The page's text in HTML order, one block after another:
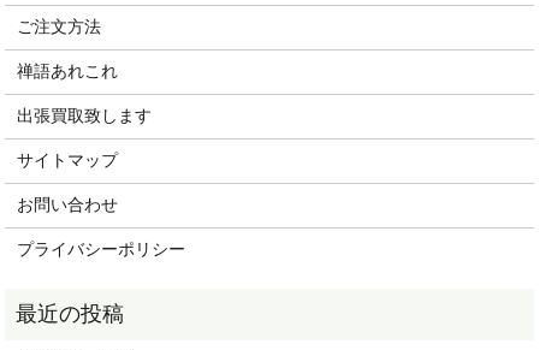
ご注文方法
禅語あれこれ
出張買取致します
サイトマップ
お問い合わせ
プライバシーポリシー